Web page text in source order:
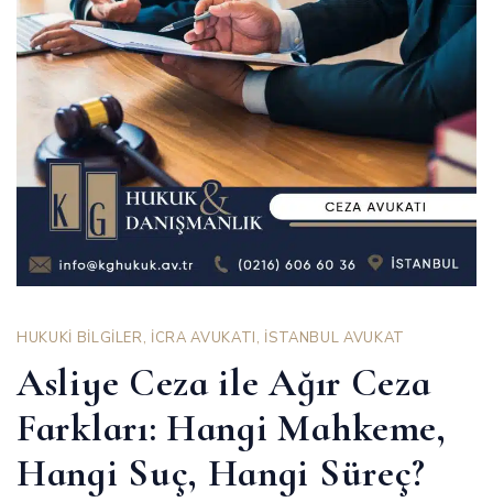
HUKUKİ BİLGİLER, İCRA AVUKATI, İSTANBUL AVUKAT
Asliye Ceza ile Ağır Ceza
Farkları: Hangi Mahkeme,
Hangi Suç, Hangi Süreç?